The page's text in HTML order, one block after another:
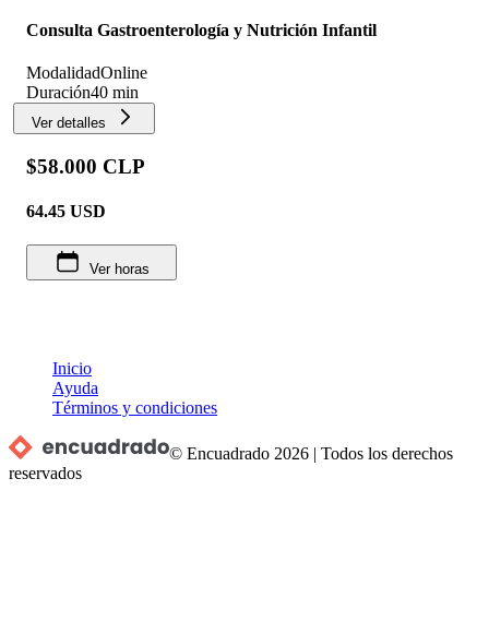
Consulta Gastroenterología y Nutrición Infantil
ModalidadOnline
Duración40 min
Ver detalles
$58.000 CLP
64.45 USD
Ver horas
Inicio
Ayuda
Términos y condiciones
© Encuadrado 2026 |Todos los derechos
reservados